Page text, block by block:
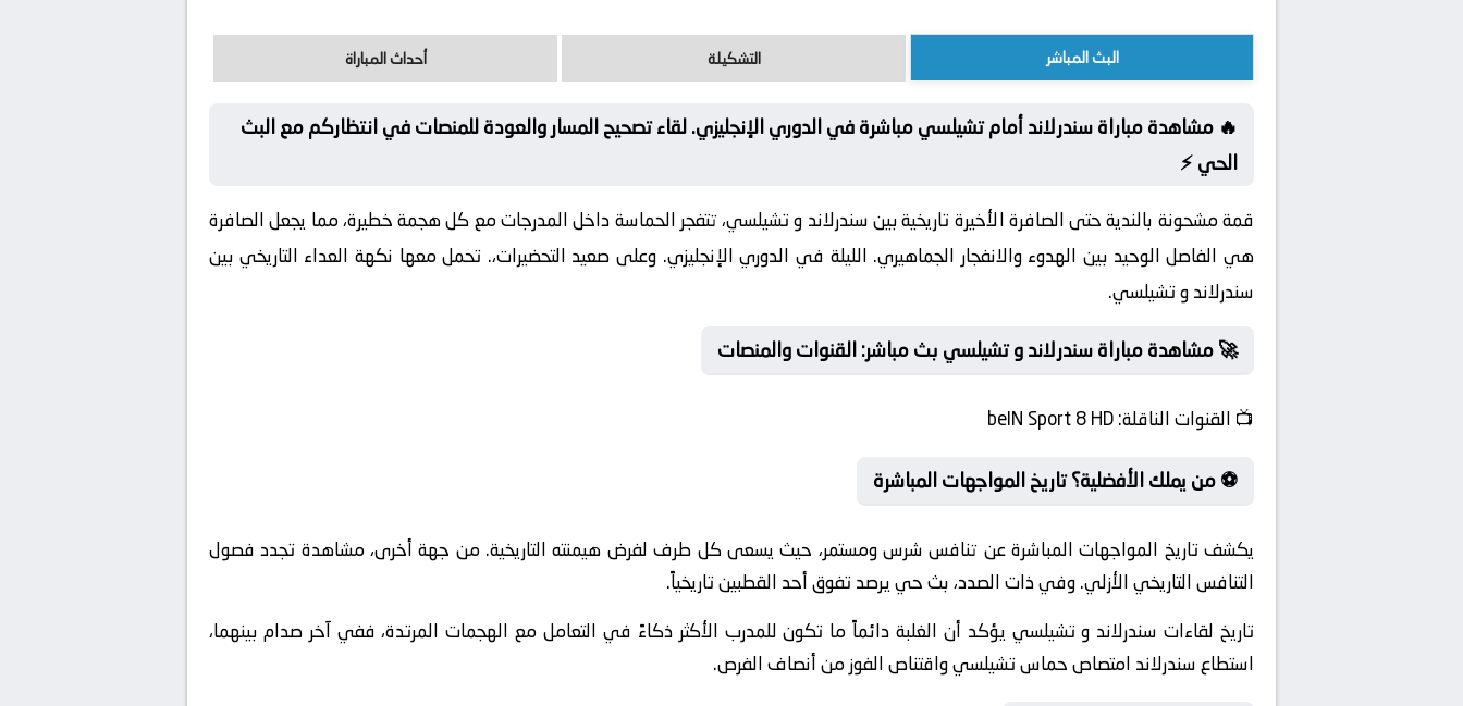
البث المباشر التشكيلة أحداث المباراة
🔥 مشاهدة مباراة سندرلاند أمام تشيلسي مباشرة في الدوري الإنجليزي. لقاء تصحيح المسار والعودة للمنصات في انتظاركم مع البث
الحي ⚡
قمة مشحونة بالندية حتى الصافرة الأخيرة تاريخية بين سندرلاند و تشيلسي، تتفجر الحماسة داخل المدرجات مع كل هجمة خطيرة، مما يجعل الصافرة
هي الفاصل الوحيد بين الهدوء والانفجار الجماهيري. الليلة في الدوري الإنجليزي. وعلى صعيد التحضيرات،. تحمل معها نكهة العداء التاريخي بين
سندرلاند و تشيلسي.
🚀 مشاهدة مباراة سندرلاند و تشيلسي بث مباشر: القنوات والمنصات
📺 القنوات الناقلة:
⚽ من يملك الأفضلية؟ تاريخ المواجهات المباشرة
يكشف تاريخ المواجهات المباشرة عن تنافس شرس ومستمر، حيث يسعى كل طرف لفرض هيمنته التاريخية. من جهة أخرى، مشاهدة تجدد فصول
التنافس التاريخي الأزلي. وفي ذات الصدد، بث حي يرصد تفوق أحد القطبين تاريخياً.
تاريخ لقاءات سندرلاند و تشيلسي يؤكد أن الغلبة دائماً ما تكون للمدرب الأكثر ذكاءً في التعامل مع الهجمات المرتدة، ففي آخر صدام بينهما،
استطاع سندرلاند امتصاص حماس تشيلسي واقتناص الفوز من أنصاف الفرص.